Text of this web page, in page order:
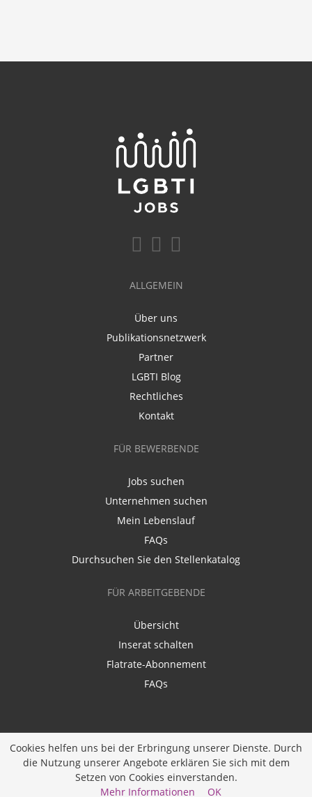
ALLGEMEIN
Über uns
Publikationsnetzwerk
Partner
LGBTI Blog
Rechtliches
Kontakt
FÜR BEWERBENDE
Jobs suchen
Unternehmen suchen
Mein Lebenslauf
FAQs
Durchsuchen Sie den Stellenkatalog
FÜR ARBEITGEBENDE
Übersicht
Inserat schalten
Flatrate-Abonnement
FAQs
Ein Unternehmen derDiversity Job Group GmbH
JOBIQO
Cookies helfen uns bei der Erbringung unserer Dienste. Durch
die Nutzung unserer Angebote erklären Sie sich mit dem
Setzen von Cookies einverstanden.
Mehr Informationen
OK